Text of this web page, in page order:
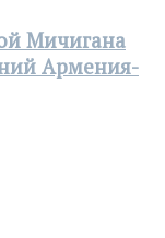
Мичигана
Армения-